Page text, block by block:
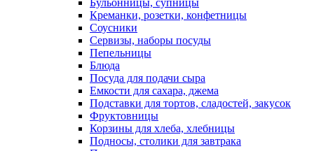
Бульонницы, супницы
Креманки, розетки, конфетницы
Соусники
Сервизы, наборы посуды
Пепельницы
Блюда
Посуда для подачи сыра
Емкости для сахара, джема
Подставки для тортов, сладостей, закусок
Фруктовницы
Корзины для хлеба, хлебницы
Подносы, столики для завтрака